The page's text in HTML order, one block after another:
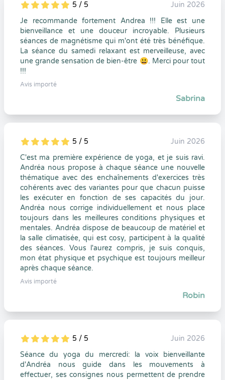
5
1
5
0 5 / 5
Juin 2026
Je recommande fortement Andrea !!! Elle est une
bienveillance et une douceur incroyable. Plusieurs
séances de magnétisme qui m'ont été très bénéfique.
La séance du samedi relaxant est merveilleuse, avec
une grande sensation de bien-être 😃. Merci pour tout
!!!
Avis importé
Sabrina
5
1
5
0 5 / 5
Juin 2026
C'est ma première expérience de yoga, et je suis ravi.
Andréa nous propose à chaque séance une nouvelle
thématique avec des enchaînements d'exercices très
cohérents avec des variantes pour que chacun puisse
les exécuter en fonction de ses capacités du jour.
Andréa nous corrige individuellement et nous place
toujours dans les meilleures conditions physiques et
mentales. Andréa dispose de beaucoup de matériel et
la salle climatisée, qui est cosy, participent à la qualité
des séances. Vous l'aurez compris, je suis conquis,
mon état physique et psychique est toujours meilleur
après chaque séance.
Avis importé
Robin
5
1
5
0 5 / 5
Juin 2026
Séance du yoga du mercredi: la voix bienveillante
d'Andréa nous guide dans les mouvements à
effectuer, ses consignes nous permettent de prendre